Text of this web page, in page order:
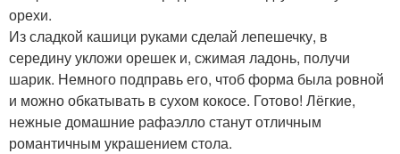
орехи.
Из сладкой кашици руками сделай лепешечку, в
середину укложи орешек и, сжимая ладонь, получи
шарик. Немного подправь его, чтоб форма была ровной
и можно обкатывать в сухом кокосе. Готово! Лёгкие,
нежные домашние рафаэлло станут отличным
романтичным украшением стола.